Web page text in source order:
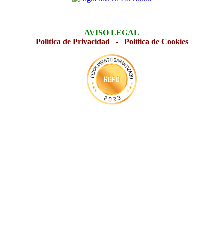
AVISO LEGAL
Política de Privacidad - Política de Cookies